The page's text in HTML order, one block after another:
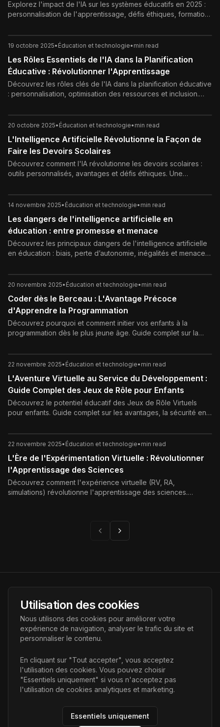
Explorez l'impact de l'IA sur les systèmes éducatifs en 2025 :
personnalisation de l'apprentissage, défis éthiques, formation
inclusive et innovante.
19 octobre 2025• Éducation et technologie• min read
Les Rôles Essentiels de l'IA dans la Planification
Éducative : Révolutionner l'Apprentissage
Découvrez les rôles clés de l'IA dans la planification éducative
: personnalisation, optimisation des ressources et inclusion.
insights pratiques et innovants.
20 octobre 2025• Éducation et technologie• min read
L'Intelligence Artificielle Révolutionne la Façon de
Faire les Devoirs Scolaires
Découvrez comment l'IA révolutionne les devoirs scolaires :
outils personnalisés, avantages et défis éthiques. Une
plus efficace.
14 novembre 2025• Éducation et technologie• min read
Les dangers de l'intelligence artificielle en
éducation : entre promesse et menace
Découvrez les principaux dangers de l'intelligence artificielle
en éducation : biais, perte d’autonomie, inégalités et menaces
20 novembre 2025• Éducation et technologie• min read
Coder dès le Berceau : L'Avantage Précoce
d'Apprendre la Programmation
Découvrez pourquoi et comment initier vos enfants à la
programmation dès le plus jeune âge. Guide complet sur la
l'avantage précoce pour leur développement cognitif.
22 novembre 2025• Éducation et technologie• min read
L'Aventure Virtuelle au Service du Développement :
Guide Complet des Jeux de Rôle pour Enfants
Découvrez le potentiel éducatif des Jeux de Rôle Virtuels
pour enfants. Guide complet sur les avantages, la sécurité en
développer la créativité, l'empathie et les compétences
sociales de votre enfant.
22 novembre 2025• Éducation et technologie• min read
L'Ère de l'Expérimentation Virtuelle : Révolutionner
l'Apprentissage des Sciences
Découvrez comment l'expérience virtuelle (RV, RA,
simulations) révolutionne l'apprentissage des sciences.
Page précédente
Page suivante
AI Futur
Portail de l'avenir de l'intelligence artificielle, vous aidant à
découvrir les dernières technologies IA.
Liens
Accueil
Articles
Utilisation des cookies
Nous utilisons des cookies pour améliorer votre
expérience de navigation, analyser le trafic du site et
personnaliser le contenu.
En cliquant sur "Tout accepter", vous acceptez
l'utilisation des cookies. Vous pouvez choisir
"Essentiels uniquement" si vous n'acceptez pas
l'utilisation de cookies analytiques et marketing.
Essentiels uniquement